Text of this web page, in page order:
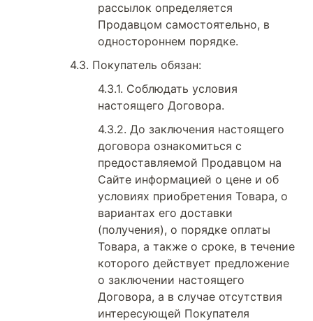
рассылок определяется
Продавцом самостоятельно, в
одностороннем порядке.
Покупатель обязан:
Соблюдать условия
настоящего Договора.
До заключения настоящего
договора ознакомиться с
предоставляемой Продавцом на
Сайте информацией о цене и об
условиях приобретения Товара, о
вариантах его доставки
(получения), о порядке оплаты
Товара, а также о сроке, в течение
которого действует предложение
о заключении настоящего
Договора, а в случае отсутствия
интересующей Покупателя